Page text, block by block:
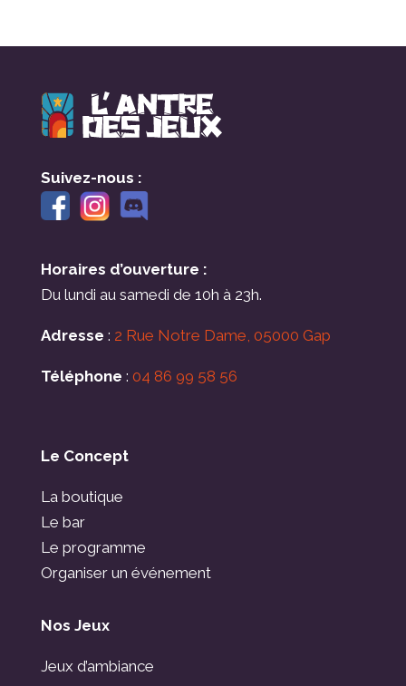
Suivez-nous :
Horaires d’ouverture :
Du lundi au samedi de 10h à 23h.
Adresse : 2 Rue Notre Dame, 05000 Gap
Téléphone : 04 86 99 58 56
Le Concept
La boutique
Le bar
Le programme
Organiser un événement
Nos Jeux
Jeux d’ambiance